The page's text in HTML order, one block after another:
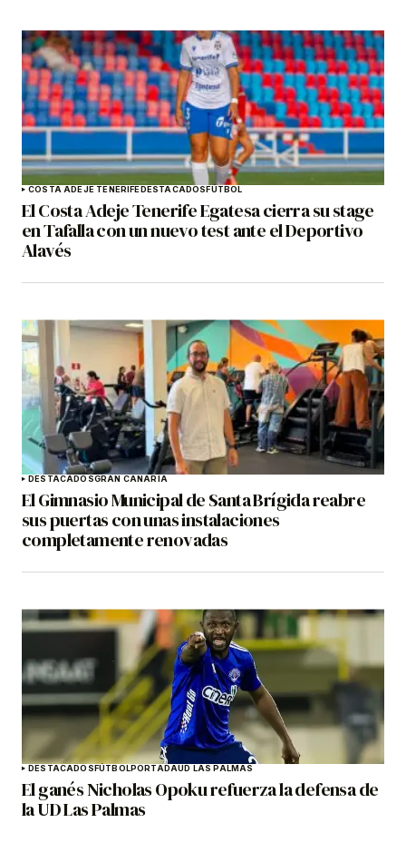
COSTA ADEJE TENERIFE DESTACADOS FÚTBOL
El Costa Adeje Tenerife Egatesa cierra su stage
en Tafalla con un nuevo test ante el Deportivo
Alavés
DESTACADOSGRAN CANARIA
El Gimnasio Municipal de Santa Brígida reabre
sus puertas con unas instalaciones
completamente renovadas
DESTACADOS FÚTBOLPORTADAUD LAS PALMAS
El ganés Nicholas Opoku refuerza la defensa de
la UD Las Palmas